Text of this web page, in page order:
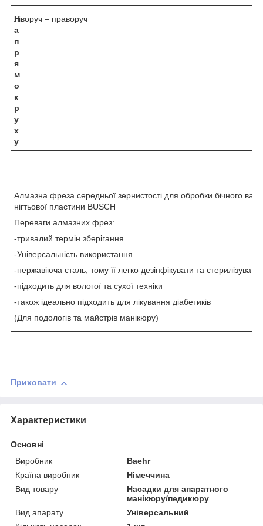
Н
а
п
р
я
м
о
к
р
у
х
у
ліворуч – праворуч
Алмазна фреза середньої зернистості для обробки бічного
нігтьової пластини BUSCH
Переваги алмазних фрез:
-тривалий термін зберігання
-Універсальність використання
-нержавіюча сталь, тому її легко дезінфікувати та стерилізувати
-підходить для вологої та сухої техніки
-також ідеально підходить для лікування діабетиків
(Для подологів та майстрів манікюру)
Приховати
Характеристики
Основні
Виробник
Baehr
Країна виробник
Німеччина
Вид товару
Насадки для апаратного
манікюру/педикюру
Вид апарату
Універсальний